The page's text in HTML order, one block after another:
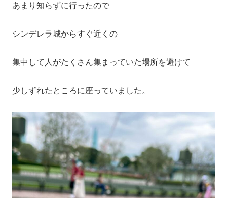
あまり知らずに行ったので
シンデレラ城からすぐ近くの
集中して人がたくさん集まっていた場所を避けて
少しずれたところに座っていました。